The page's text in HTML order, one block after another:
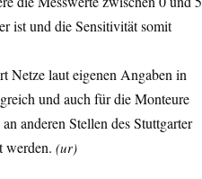
ist und die Sensitivität somit
Netze laut eigenen Angaben in
und auch für die Monteure
anderen Stellen des Stuttgarter
werden. (ur)